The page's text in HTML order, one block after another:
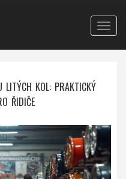
LITÝCH KOL: PRAKTICKÝ
ŘIDIČE